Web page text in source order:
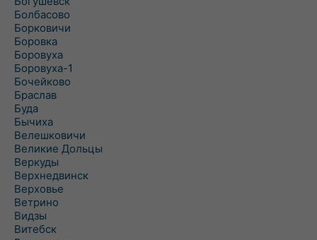
Болбасово
Борковичи
Боровка
Боровуха
Боровуха-1
Бочейково
Браслав
Буда
Бычиха
Велешковичи
Великие Дольцы
Веркуды
Верхнедвинск
Верховье
Ветрино
Видзы
Витебск